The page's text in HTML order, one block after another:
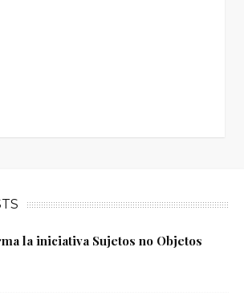
la iniciativa Sujetos no Objetos